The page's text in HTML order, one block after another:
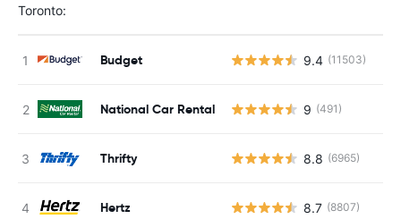
Toronto:
Budget 9.4 (11503)
National Car Rental 9 (491)
Thrifty 8.8 (6965)
Hertz 8.7 (8807)